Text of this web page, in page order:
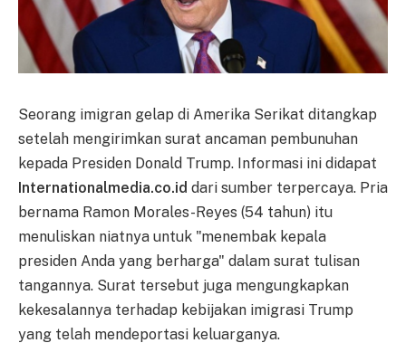
Seorang imigran gelap di Amerika Serikat ditangkap
setelah mengirimkan surat ancaman pembunuhan
kepada Presiden Donald Trump. Informasi ini didapat
Internationalmedia.co.id dari sumber terpercaya. Pria
bernama Ramon Morales-Reyes (54 tahun) itu
menuliskan niatnya untuk "menembak kepala
presiden Anda yang berharga" dalam surat tulisan
tangannya. Surat tersebut juga mengungkapkan
kekesalannya terhadap kebijakan imigrasi Trump
yang telah mendeportasi keluarganya.